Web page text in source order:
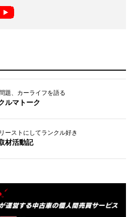
題、カーライフを語る
ルマトーク
ーストにしてランクル好き
材活動記